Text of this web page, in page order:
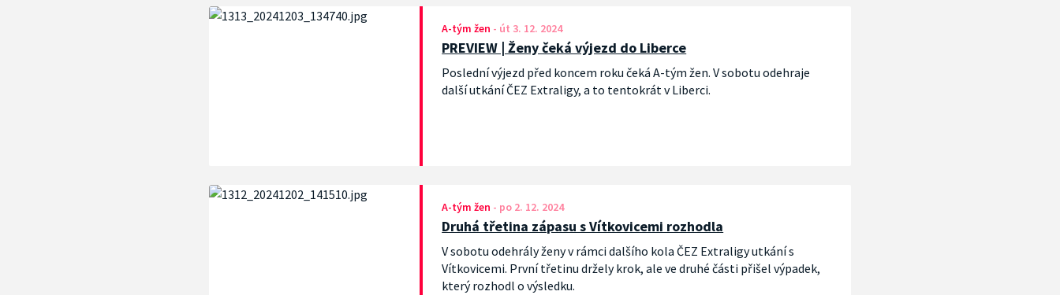
A-tým žen - út 3. 12. 2024
PREVIEW | Ženy čeká výjezd do Liberce
Poslední výjezd před koncem roku čeká A-tým žen. V sobotu odehraje
další utkání ČEZ Extraligy, a to tentokrát v Liberci.
A-tým žen - po 2. 12. 2024
Druhá třetina zápasu s Vítkovicemi rozhodla
V sobotu odehrály ženy v rámci dalšího kola ČEZ Extraligy utkání s
Vítkovicemi. První třetinu držely krok, ale ve druhé části přišel výpadek,
který rozhodl o výsledku.